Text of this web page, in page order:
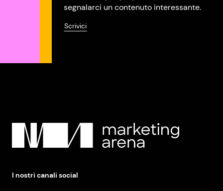
segnalarci un contenuto interessante.
Scrivici
I nostri canali social